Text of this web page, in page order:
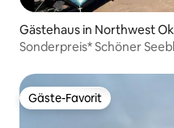
Gästehaus in Northwest
Sonderpreis* Schöner
Gäste-Favorit
Gäste-Favorit